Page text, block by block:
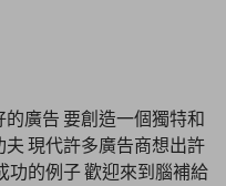
廣告 要創造一個獨特和
現代許多廣告商想出許
功的例子 歡迎來到腦補給